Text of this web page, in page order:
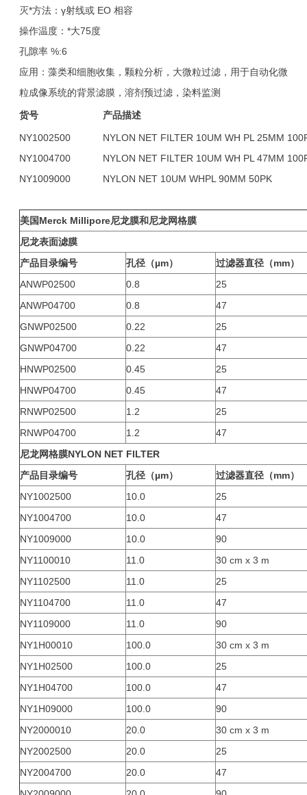
灭*方法：γ射线或 EO 相容
操作温度：*大75度
孔隙率 %:6
应用：藻类和细胞收集，颗粒分析，大微粒过滤，用于自动化微
粒成像系统的背景滤膜，溶剂预过滤，染料监测
货号 产品描述
NY1002500
NYLON NET FILTER 10UM WH PL 25MM
NY1004700
NYLON NET FILTER 10UM WH PL 47MM
NY1009000
NYLON NET 10UM WHPL 90MM 50PK
美国Merck Millipore尼龙膜和尼龙网格膜
尼龙表面滤膜
产品目录编号
孔径（µm）
过滤器直径（mm）
ANWP02500
0.8
25
ANWP04700
0.8
47
GNWP02500
0.22
25
GNWP04700
0.22
47
HNWP02500
0.45
25
HNWP04700
0.45
47
RNWP02500
1.2
25
RNWP04700
1.2
47
尼龙网格膜NYLON NET FILTER
产品目录编号
孔径（µm）
过滤器直径（mm）
NY1002500
10.0
25
NY1004700
10.0
47
NY1009000
10.0
90
NY1100010
11.0
30 cm x 3 m
NY1102500
11.0
25
NY1104700
11.0
47
NY1109000
11.0
90
NY1H00010
100.0
30 cm x 3 m
NY1H02500
100.0
25
NY1H04700
100.0
47
NY1H09000
100.0
90
NY2000010
20.0
30 cm x 3 m
NY2002500
20.0
25
NY2004700
20.0
47